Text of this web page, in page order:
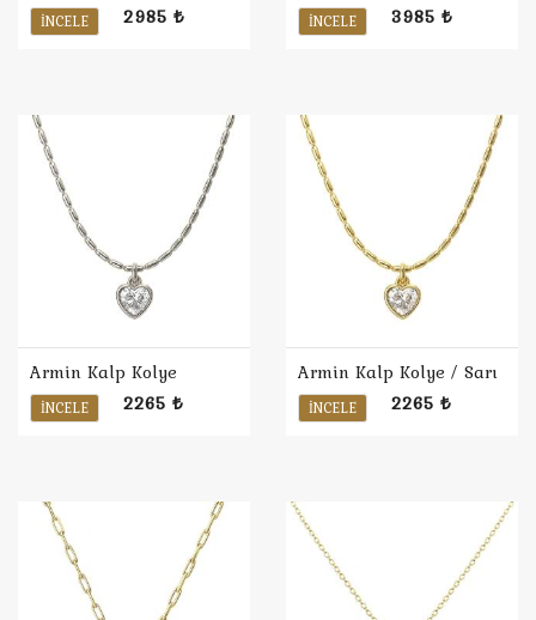
İNCELE 2985 ₺ İNCELE 3985 ₺
Armin Kalp Kolye
İNCELE 2265 ₺
Armin Kalp Kolye / Sarı
İNCELE 2265 ₺